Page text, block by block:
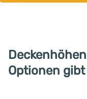
Optionen gibt